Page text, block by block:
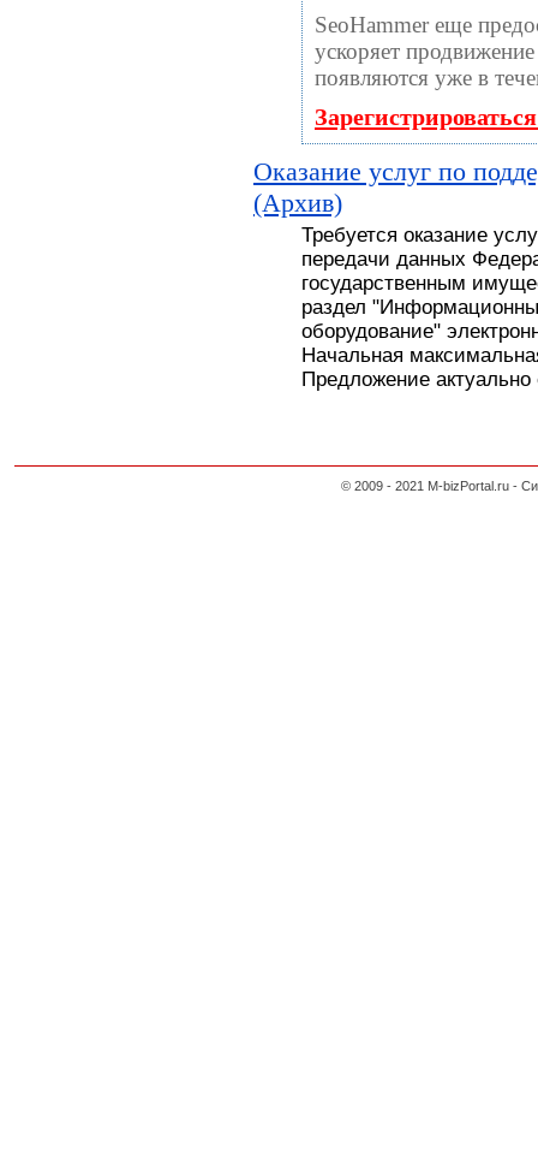
SeoHammer еще
ускоряет
появляются уже в
Оказание услуг по
(Архив)
Требуется оказание
передачи данных
государственным
раздел
оборудование"
Начальная
Предложение
© 2009 - 2021 M-bizPortal.ru -